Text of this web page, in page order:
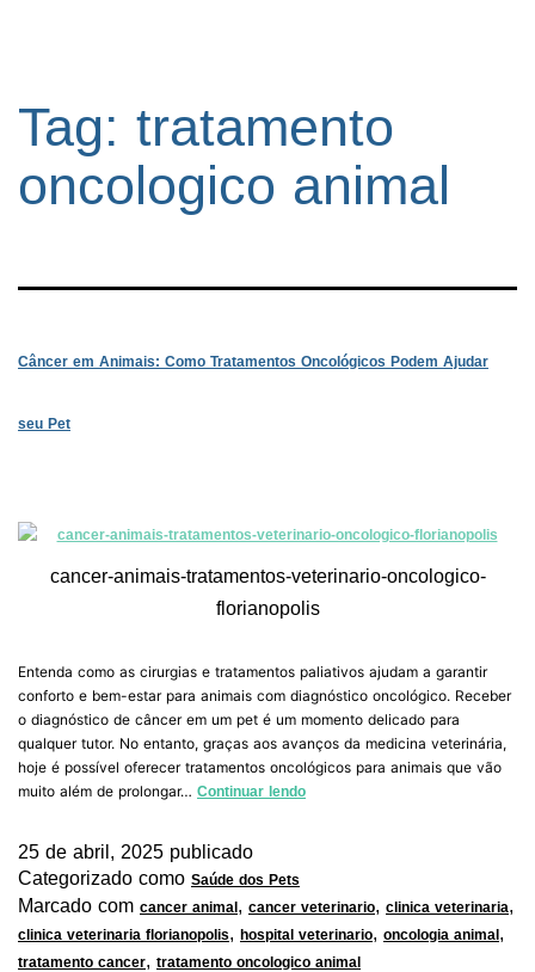
Tag: tratamento
oncologico animal
Câncer em Animais: Como Tratamentos Oncológicos Podem Ajudar
seu Pet
cancer-animais-tratamentos-veterinario-oncologico-
florianopolis
Entenda como as cirurgias e tratamentos paliativos ajudam a garantir
conforto e bem-estar para animais com diagnóstico oncológico. Receber
o diagnóstico de câncer em um pet é um momento delicado para
qualquer tutor. No entanto, graças aos avanços da medicina veterinária,
hoje é possível oferecer tratamentos oncológicos para animais que vão
muito além de prolongar… Continuar lendo
25 de abril, 2025 publicado
Categorizado como Saúde dos Pets
Marcado com cancer animal , cancer veterinario, clinica veterinaria,
clinica veterinaria florianopolis, hospital veterinario, oncologia animal ,
tratamento cancer, tratamento oncologico animal